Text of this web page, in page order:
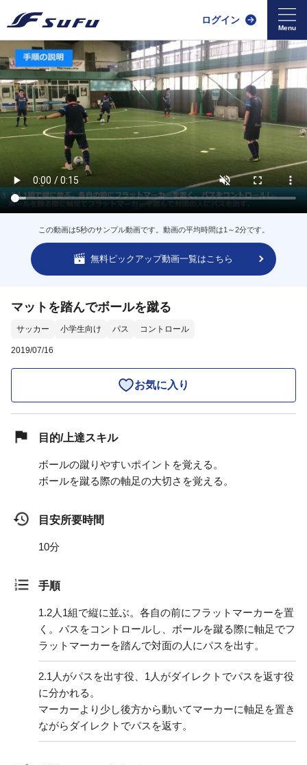
ログイン
この動画は5秒のサンプル動画です。動画の平均時間は1～2分です。
無料ピックアップ動画一覧はこちら
マットを踏んでボールを蹴る
サッカー 小学生向け パス コントロール
2019/07/16
お気に入り
目的/上達スキル
ボールの蹴りやすいポイントを覚える。
ボールを蹴る際の軸足の大切さを覚える。
目安所要時間
10分
手順
1.2人1組で縦に並ぶ。各自の前にフラットマーカーを置
く。パスをコントロールし、ボールを蹴る際に軸足でフ
ラットマーカーを踏んで対面の人にパスを出す。
2.1人がパスを出す役、1人がダイレクトでパスを返す役
に分かれる。
マーカーより少し後方から動いてマーカーに軸足を置き
ながらダイレクトでパスを返す。